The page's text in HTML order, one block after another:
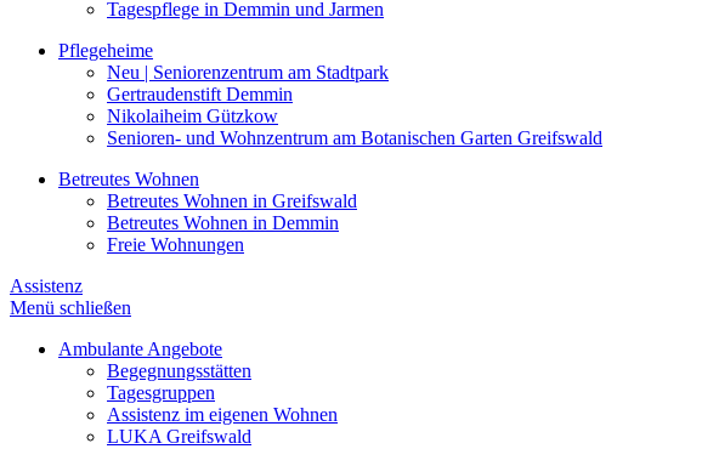
Tagespflege in Demmin und Jarmen
Pflegeheime
Neu | Seniorenzentrum am Stadtpark
Gertraudenstift Demmin
Nikolaiheim Gützkow
Senioren- und Wohnzentrum am Botanischen Garten Greifswald
Betreutes Wohnen
Betreutes Wohnen in Greifswald
Betreutes Wohnen in Demmin
Freie Wohnungen
Assistenz
Menü schließen
Ambulante Angebote
Begegnungsstätten
Tagesgruppen
Assistenz im eigenen Wohnen
LUKA Greifswald